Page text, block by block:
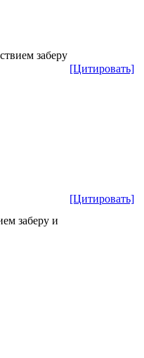
[Цитировать]
заберу
[Цитировать]
заберу и